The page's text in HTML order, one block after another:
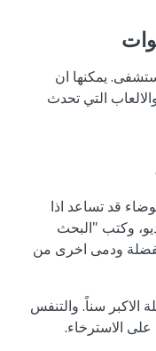
يمكنها ان
التي تحدث
قد تساعد اذا
وكتب "البحث
ودمى اخرى من
الاكبر سناً. والتنفس
على الاسترخاء.